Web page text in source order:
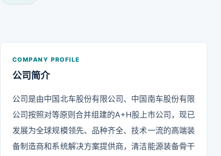
COMPANY PROFILE
公司简介
公司是由中国北车股份有限公司、中国南车股份有限
公司按照对等原则合并组建的A+H股上市公司，现已
发展为全球规模领先、品种齐全、技术一流的高端装
备制造商和系统解决方案提供商，清洁能源装备骨干